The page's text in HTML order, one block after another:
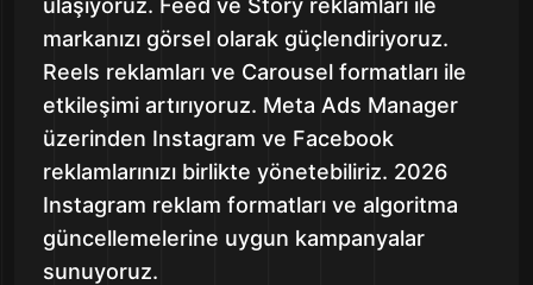
ulaşıyoruz. Feed ve Story reklamları ile
markanızı görsel olarak güçlendiriyoruz.
Reels reklamları ve Carousel formatları ile
etkileşimi artırıyoruz. Meta Ads Manager
üzerinden Instagram ve Facebook
reklamlarınızı birlikte yönetebiliriz. 2026
Instagram reklam formatları ve algoritma
güncellemelerine uygun kampanyalar
sunuyoruz.